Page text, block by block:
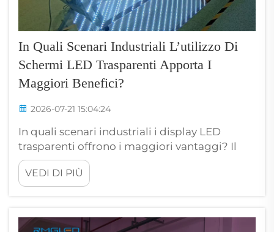
In Quali Scenari Industriali L’utilizzo Di
Schermi LED Trasparenti Apporta I
Maggiori Benefici?
2026-07-21 15:04:24
In quali scenari industriali i display LED
trasparenti offrono i maggiori vantaggi? Il
team direzionale di un centro commerciale
di lusso nel distretto di Jing’an a Shanghai
aveva pianificato l’installazione di un display
dell’atrio alta 30 metri per trasmettere...
VEDI DI PIÙ